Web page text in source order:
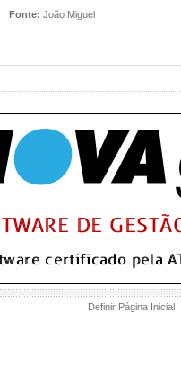
Fonte: João Miguel
Definir Página Inicial